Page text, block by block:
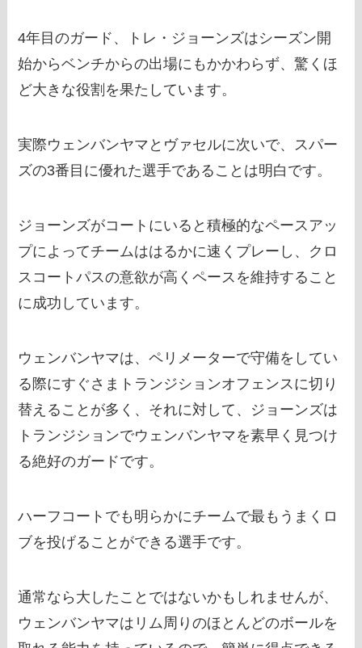
4年目のガード、トレ・ジョーンズはシーズン開
始からベンチからの出場にもかかわらず、驚くほ
ど大きな役割を果たしています。
実際ウェンバンヤマとヴァセルに次いで、スパー
ズの3番目に優れた選手であることは明白です。
ジョーンズがコートにいると積極的なペースアッ
プによってチームははるかに速くプレーし、クロ
スコートパスの意欲が高くペースを維持すること
に成功しています。
ウェンバンヤマは、ペリメーターで守備をしてい
る際にすぐさまトランジションオフェンスに切り
替えることが多く、それに対して、ジョーンズは
トランジションでウェンバンヤマを素早く見つけ
る絶好のガードです。
ハーフコートでも明らかにチームで最もうまくロ
ブを投げることができる選手です。
通常なら大したことではないかもしれませんが、
ウェンバンヤマはリム周りのほとんどのボールを